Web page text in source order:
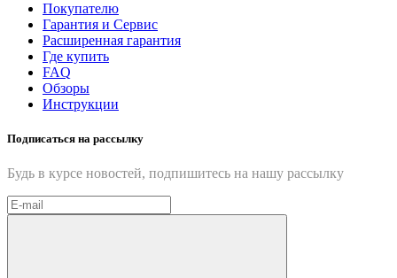
Покупателю
Гарантия и Сервис
Расширенная гарантия
Где купить
FAQ
Обзоры
Инструкции
Подписаться на рассылку
Будь в курсе новостей, подпишитесь на нашу рассылку